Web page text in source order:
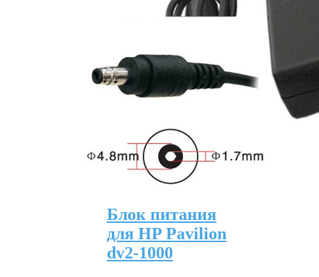
Блок питания
для HP Pavilion
dv2-1000